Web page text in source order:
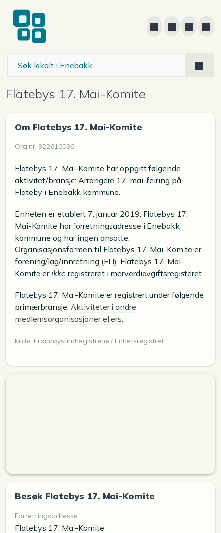
Flatebys 17. Mai-Komite
Om Flatebys 17. Mai-Komite
Org.nr. 922610096
Flatebys 17. Mai-Komite har oppgitt følgende
aktivitet/bransje: Arrangere 17. mai-feiring på
Flateby i Enebakk kommune.
Enheten er etablert 7. januar 2019. Flatebys 17.
Mai-Komite har forretningsadresse i Enebakk
kommune og har ingen ansatte.
Organisasjonsformen til Flatebys 17. Mai-Komite er
forening/lag/innretning (FLI). Flatebys 17. Mai-
Komite erikke registreret i merverdiavgiftsregisteret.
Flatebys 17. Mai-Komite er registrert under følgende
primærbransje: Aktiviteter i andre
medlemsorganisasjoner ellers
Kilde: Brønnøysundregistrene / Enhetsregistret
Besøk Flatebys 17. Mai-Komite
Forretningsadresse
Flatebys 17. Mai-Komite